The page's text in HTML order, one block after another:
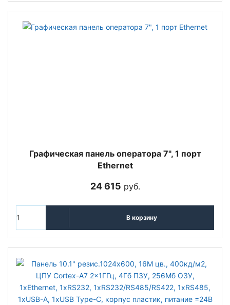
Графическая панель оператора 7", 1 порт
Ethernet
24 615 руб.
В корзину